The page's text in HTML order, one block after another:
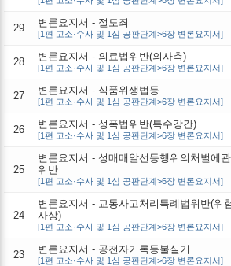
29 변론요지서 - 절도죄
[1편 고소·수사 및 1심 공판단계>6장 변론요지서]
28 변론요지서 - 의료법위반(의사측)
[1편 고소·수사 및 1심 공판단계>6장 변론요지서]
27 변론요지서 - 식품위생법등
[1편 고소·수사 및 1심 공판단계>6장 변론요지서]
26 변론요지서 - 성폭법위반(특수강간)
[1편 고소·수사 및 1심 공판단계>6장 변론요지서]
25
변론요지서 - 성매매알선등행위의처벌에
위반
[1편 고소·수사 및 1심 공판단계>6장 변론요지서]
24
변론요지서 - 교통사고처리특례법위반(위
사상)
[1편 고소·수사 및 1심 공판단계>6장 변론요지서]
23 변론요지서 - 공전자기록등불실기
[1편 고소·수사 및 1심 공판단계>6장 변론요지서]